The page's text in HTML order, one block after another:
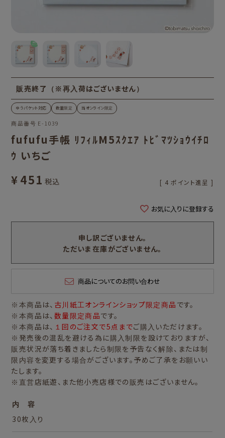
販売終了（※再入荷はございません）
ゆうパケット対応 数量限定 当オンライン限定
商品番号 E-1039
fufufu手帳 ﾘﾌｨﾙM5ｽｸｴｱ ﾄﾋﾞﾏﾂｼｮｳｲﾁﾛ
ｳ いちご
¥451 税込 [ 4 ポイント進呈 ]
お気に入りに登録する
申し訳ございません。
ただいま在庫がございません。
商品についてのお問い合わせ
※本商品は、 古川紙工オンラインショップ限定商品 です。
※本商品は、 数量限定商品です。
※本商品は、 １回のご注文で5点までご購入いただけます。
※発売後の混乱を避ける為に購入制限を設けておりますが、
販売状況が落ち着きましたら制限を予告なく解除、または制
限内容を変更する場合がございます。予めご了承をお願いい
たします。
※直営店紙遊、また他小売店様での販売はございません。
内 容
30枚入り